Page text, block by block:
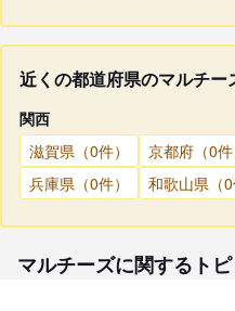
近くの都道府県のマルチー
関西
滋賀県（0件）
京都府（0件
兵庫県（0件）
和歌山県（0
マルチーズに関するト